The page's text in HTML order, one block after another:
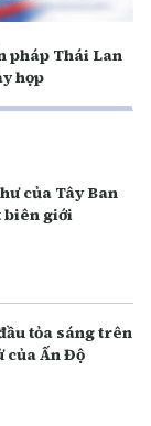
pháp Thái Lan
họp
của Tây Ban
biên giới
tỏa sáng trên
của Ấn Độ